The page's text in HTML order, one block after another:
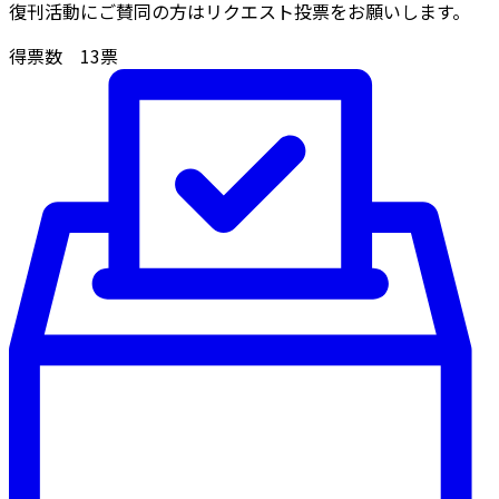
復刊活動にご賛同の方はリクエスト投票をお願いします。
得票数 13票